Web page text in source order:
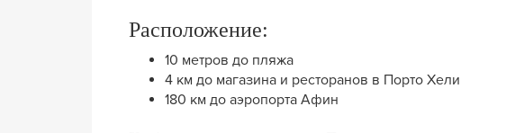
Расположение:
10 метров до пляжа
4 км до магазина и ресторанов в Порто Хели
180 км до аэропорта Афин